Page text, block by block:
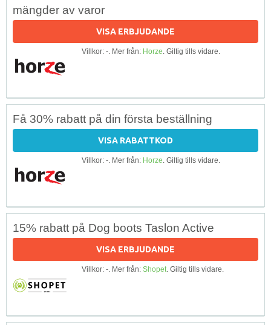
mängder av varor
VISA ERBJUDANDE
Villkor: -. Mer från: Horze. Giltig tills vidare.
Få 30% rabatt på din första beställning
VISA RABATTKOD
Villkor: -. Mer från: Horze. Giltig tills vidare.
15% rabatt på Dog boots Taslon Active
VISA ERBJUDANDE
Villkor: -. Mer från: Shopet. Giltig tills vidare.